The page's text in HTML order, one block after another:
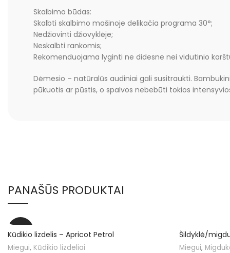
Skalbimo būdas:
Skalbti skalbimo mašinoje delikačia programa 30°;
Nedžiovinti džiovyklėje;
Neskalbti rankomis;
Rekomenduojama lyginti ne didesne nei vidutinio
Dėmesio – natūralūs audiniai gali susitraukti.
pūkuotis ar pūstis, o spalvos nebebūti tokios
PANAŠŪS PRODUKTAI
-12%
Kūdikio lizdelis – Apricot Petrol
Miegui, Kūdikio lizdeliai
Šildyklė/
Miegui,